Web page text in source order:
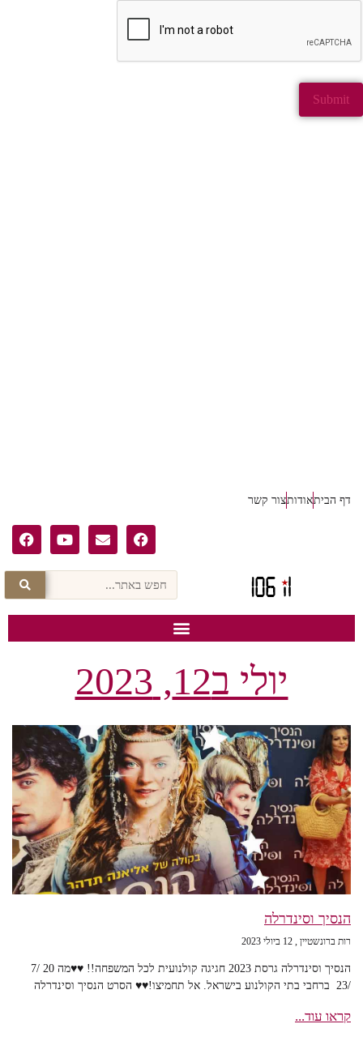
דף הביתאודותצור קשר
יולי ב12, 2023
הנסיך וסינדרלה
רות ברונשטיין 12 ביולי 2023
הנסיך וסינדרלה גרסת 2023 חגיגה קולנועית לכל המשפחה!! ♥♥מה 20 /7
/23 ברחבי בתי הקולנוע בישראל. אל תחמיצו!♥♥ הסרט הנסיך וסינדרלה
קראו עוד...